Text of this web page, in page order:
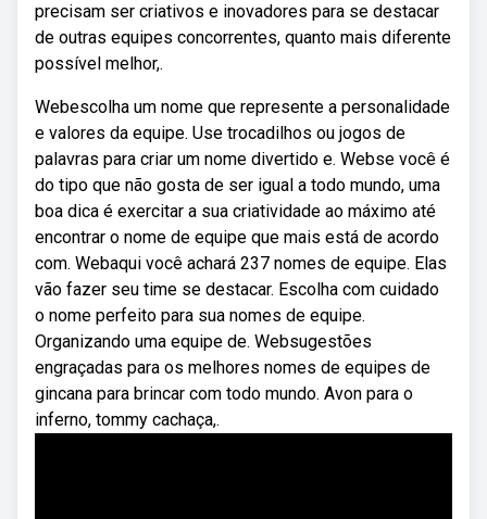
precisam ser criativos e inovadores para se destacar
de outras equipes concorrentes, quanto mais diferente
possível melhor,.
Webescolha um nome que represente a personalidade
e valores da equipe. Use trocadilhos ou jogos de
palavras para criar um nome divertido e. Webse você é
do tipo que não gosta de ser igual a todo mundo, uma
boa dica é exercitar a sua criatividade ao máximo até
encontrar o nome de equipe que mais está de acordo
com. Webaqui você achará 237 nomes de equipe. Elas
vão fazer seu time se destacar. Escolha com cuidado
o nome perfeito para sua nomes de equipe.
Organizando uma equipe de. Websugestões
engraçadas para os melhores nomes de equipes de
gincana para brincar com todo mundo. Avon para o
inferno, tommy cachaça,.